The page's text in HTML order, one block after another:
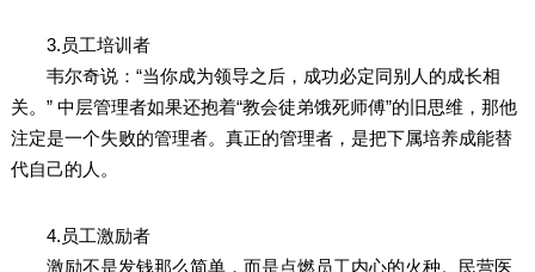
3.员工培训者
韦尔奇说：“当你成为领导之后，成功必定同别人的成长相
关。” 中层管理者如果还抱着“教会徒弟饿死师傅”的旧思维，那他
注定是一个失败的管理者。真正的管理者，是把下属培养成能替
代自己的人。
4.员工激励者
激励不是发钱那么简单，而是点燃员工内心的火种。民营医